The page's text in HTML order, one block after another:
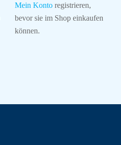
Mein Konto registrieren,
bevor sie im Shop einkaufen
können.